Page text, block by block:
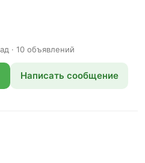
· 10 объявлений
Написать сообщение